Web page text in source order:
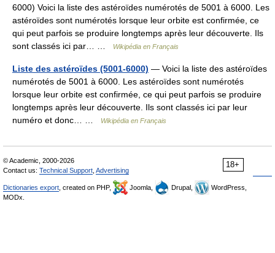
6000) Voici la liste des astéroïdes numérotés de 5001 à 6000. Les
astéroïdes sont numérotés lorsque leur orbite est confirmée, ce
qui peut parfois se produire longtemps après leur découverte. Ils
sont classés ici par… …
Wikipédia en Français
Liste des astéroïdes (5001-6000) — Voici la liste des astéroïdes
numérotés de 5001 à 6000. Les astéroïdes sont numérotés
lorsque leur orbite est confirmée, ce qui peut parfois se produire
longtemps après leur découverte. Ils sont classés ici par leur
numéro et donc… …
Wikipédia en Français
18+
© Academic, 2000-2026
Contact us: Technical Support Advertising
Dictionaries export , created on PHP, Joomla, Drupal,
WordPress,
MODx.